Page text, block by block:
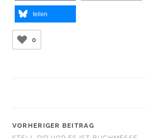
teilen
0
VORHERIGER BEITRAG